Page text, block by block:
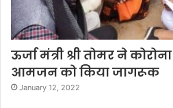
ऊर्जा मंत्री श्री तोमर ने
आमजन को किया जागरूक
January 12, 2022